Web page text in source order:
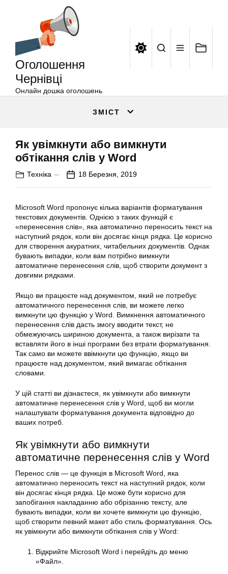
Оголошення
Чернівці
Онлайн дошка оголошень
ЗМІСТ
Як увімкнути або вимкнути
обтікання слів у Word
Техніка 18 Березня, 2019
Microsoft Word пропонує кілька варіантів форматування
текстових документів. Однією з таких функцій є
«перенесення слів», яка автоматично переносить текст на
наступний рядок, коли він досягає кінця рядка. Це корисно
для створення акуратних, читабельних документів. Однак
бувають випадки, коли вам потрібно вимкнути
автоматичне перенесення слів, щоб створити документ з
довгими рядками.
Якщо ви працюєте над документом, який не потребує
автоматичного перенесення слів, ви можете легко
вимкнути цю функцію у Word. Вимкнення автоматичного
перенесення слів дасть змогу вводити текст, не
обмежуючись шириною документа, а також вирізати та
вставляти його в інші програми без втрати форматування.
Так само ви можете ввімкнути цю функцію, якщо ви
працюєте над документом, який вимагає обтікання
словами.
У цій статті ви дізнаєтеся, як увімкнути або вимкнути
автоматичне перенесення слів у Word, щоб ви могли
налаштувати форматування документа відповідно до
ваших потреб.
Як увімкнути або вимкнути
автоматичне перенесення слів у Word
Перенос слів — це функція в Microsoft Word, яка
автоматично переносить текст на наступний рядок, коли
він досягає кінця рядка. Це може бути корисно для
запобігання накладанню або обрізанню тексту, але
бувають випадки, коли ви хочете вимкнути цю функцію,
щоб створити певний макет або стиль форматування. Ось
як увімкнути або вимкнути обтікання слів у Word:
Відкрийте Microsoft Word і перейдіть до меню
«Файл».